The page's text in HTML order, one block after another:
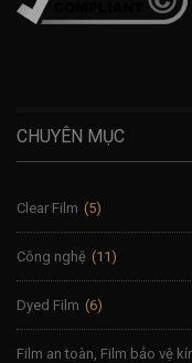
CHUYÊN MỤC
Clear Film (5)
Công nghệ (11)
Dyed Film (6)
Film an toàn, Film bảo vệ